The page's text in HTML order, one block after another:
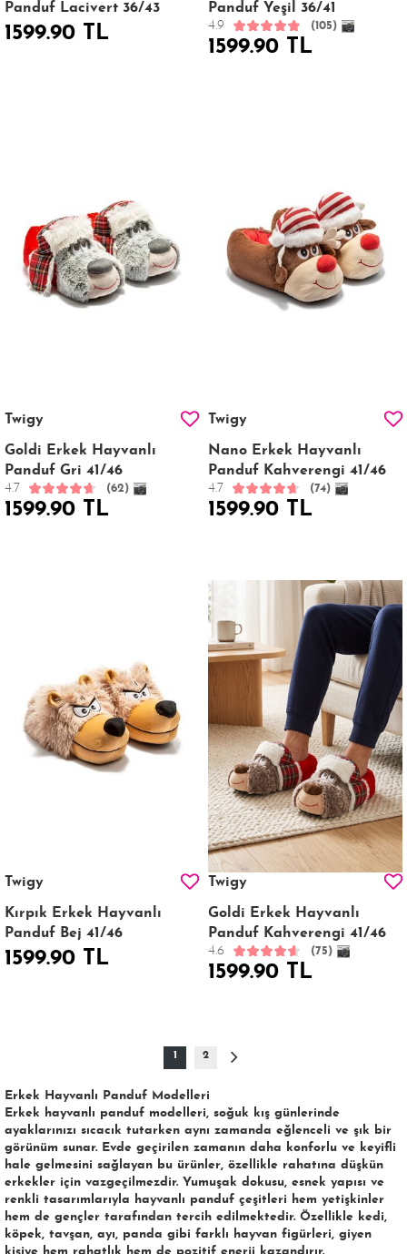
Panduf Lacivert 36/43
1599.90 TL
Panduf Yeşil 36/41
4.9 (105)
1599.90 TL
Twigy
Goldi Erkek Hayvanlı
Panduf Gri 41/46
4.7 (62)
1599.90 TL
Twigy
Nano Erkek Hayvanlı
Panduf Kahverengi 41/46
4.7 (74)
1599.90 TL
Twigy
Kırpık Erkek Hayvanlı
Panduf Bej 41/46
1599.90 TL
Twigy
Goldi Erkek Hayvanlı
Panduf Kahverengi 41/46
4.6 (75)
1599.90 TL
1 2
Erkek Hayvanlı Panduf Modelleri
Erkek hayvanlı panduf modelleri, soğuk kış günlerinde
ayaklarınızı sıcacık tutarken aynı zamanda eğlenceli ve şık bir
görünüm sunar. Evde geçirilen zamanın daha konforlu ve keyifli
hale gelmesini sağlayan bu ürünler, özellikle rahatına düşkün
erkekler için vazgeçilmezdir. Yumuşak dokusu, esnek yapısı ve
renkli tasarımlarıyla hayvanlı panduf çeşitleri hem yetişkinler
hem de gençler tarafından tercih edilmektedir. Özellikle kedi,
köpek, tavşan, ayı, panda gibi farklı hayvan figürleri, giyen